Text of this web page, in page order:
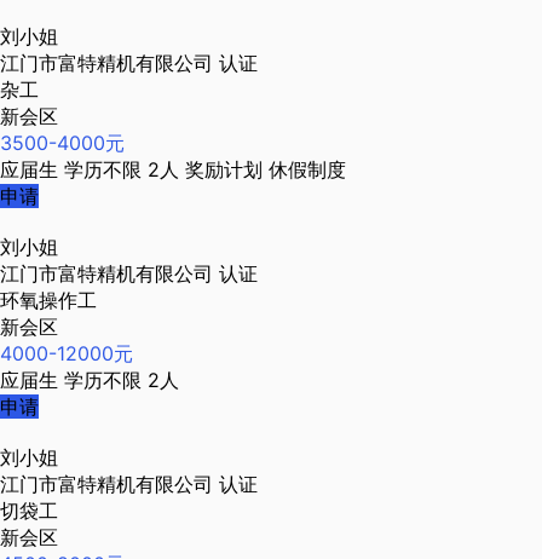
刘小姐
江门市富特精机有限公司 认证
杂工
新会区
3500-4000元
应届生 学历不限 2人 奖励计划 休假制度
申请
刘小姐
江门市富特精机有限公司 认证
环氧操作工
新会区
4000-12000元
应届生 学历不限 2人
申请
刘小姐
江门市富特精机有限公司 认证
切袋工
新会区